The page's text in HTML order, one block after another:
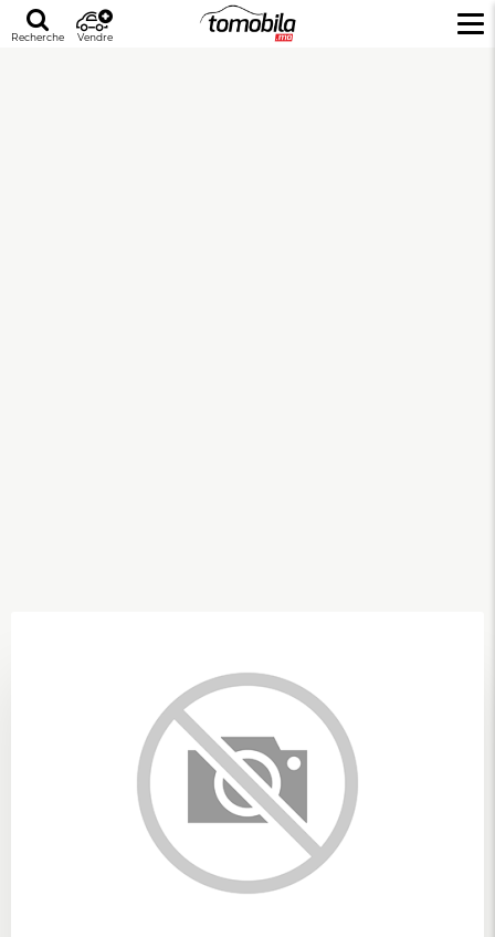
Recherche Vendre